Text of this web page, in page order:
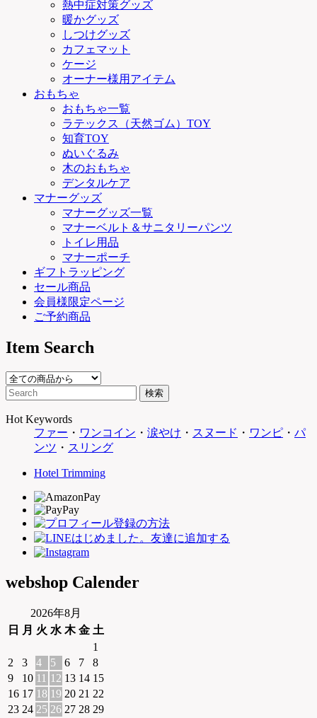
熱中症対策グッズ
暖かグッズ
しつけグッズ
カフェマット
ケージ
オーナー様用アイテム
おもちゃ
おもちゃ一覧
ラテックス（天然ゴム）TOY
知育TOY
ぬいぐるみ
木のおもちゃ
デンタルケア
マナーグッズ
マナーグッズ一覧
マナーベルト＆サニタリーパンツ
トイレ用品
マナーポーチ
ギフトラッピング
セール商品
会員様限定ページ
ご予約商品
Item Search
Hot Keywords
ファー ・ ワンコイン ・ 涙やけ ・ スヌード ・ ワンピ ・ パ
ンツ ・ スリング
Hotel Trimming
webshop Calender
2026年8月
日
月 火 水 木 金 土
1
2
3 4 5 6 7
8
9
10 11 12 13 14 15
16 17 18 19 20 21 22
23 24 25 26 27 28 29